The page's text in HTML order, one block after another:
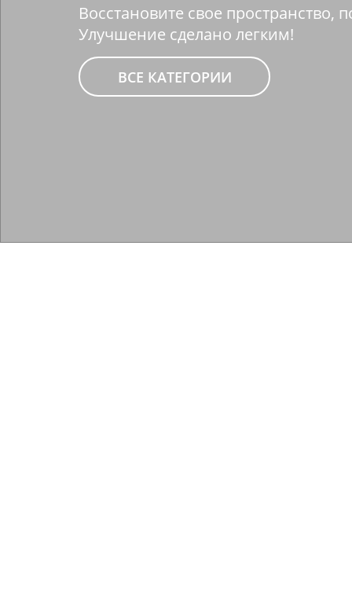
Восстановите свое
Улучшение сделано легким!
ВСЕ КАТЕГОРИИ